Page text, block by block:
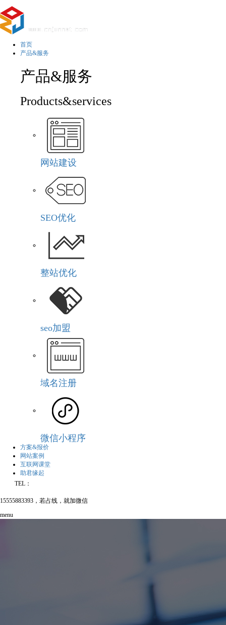
首页
产品&服务
产品&服务
Products&services
网站建设
SEO优化
整站优化
seo加盟
域名注册
微信小程序
方案&报价
网站案例
互联网课堂
助君缘起
TEL：
15555883393，若占线，就加微信
menu